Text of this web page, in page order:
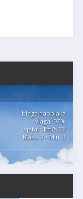
blaga naoblaka
vlaga: 97%
vjetar: 1m/s SSI
Maks. 3 • Min. 3